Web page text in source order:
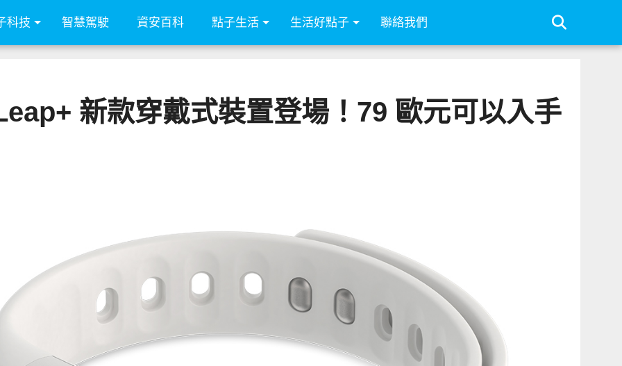
科技 智慧駕駛 資安百科 點子生活 生活好點子 聯絡我們
新款穿戴式裝置登場！79 歐元可以入手